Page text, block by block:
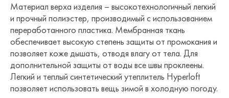
Материал верха изделия – высокотехнологичный легкий
и прочный полиэстер, производимый с использованием
переработанного пластика. Мембранная ткань
обеспечивает высокую степень защиты от промокания и
позволяет коже дышать, отводя влагу от тела. Для
дополнительной защиты от воды все швы проклеены.
Легкий и теплый синтетический утеплитель Hyperloft
позволяет использовать вещь зимой в холодную погоду.